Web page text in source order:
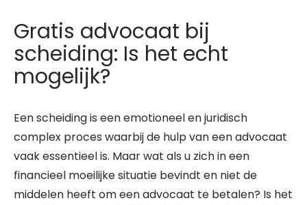
Gratis advocaat bij
scheiding: Is het echt
mogelijk?
Een scheiding is een emotioneel en juridisch
complex proces waarbij de hulp van een advocaat
vaak essentieel is. Maar wat als u zich in een
financieel moeilijke situatie bevindt en niet de
middelen heeft om een advocaat te betalen? Is het